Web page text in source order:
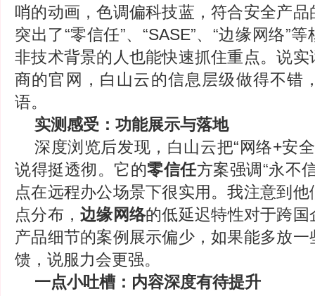
哨的动画，色调偏科技蓝，符合安全产
突出了“零信任”、“SASE”、“边缘网络”
非技术背景的人也能快速抓住重点。说
商的官网，白山云的信息层级做得不错
语。
实测感受：功能展示与落地
深度浏览后发现，白山云把“网络+安
说得挺透彻。它的零信任方案强调“永不
点在远程办公场景下很实用。我注意到
点分布，边缘网络的低延迟特性对于跨
产品细节的案例展示偏少，如果能多放
馈，说服力会更强。
一点小吐槽：内容深度有待提升